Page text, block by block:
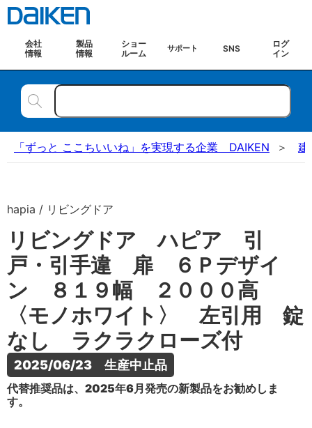
会社
情報
製品
情報
ショー
ルーム
サポート SNS
ログ
イン
「ずっと ここちいいね」を実現する企業 DAIKEN 建
hapia / リビングドア
リビングドア ハピア 引
戸・引手違 扉 ６Ｐデザイ
ン ８１９幅 ２０００高
〈モノホワイト〉 左引用 錠
なし ラクラクローズ付
2025/06/23　生産中止品
代替推奨品は、2025年6月発売の新製品をお勧めしま
す。